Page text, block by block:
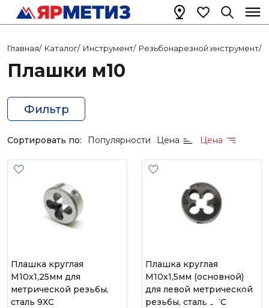
Главная/ Каталог/ Инструмент/ Резьбонарезной инструмент/
Плашки м10
Фильтр
Сортировать по: Популярности Цена Цена
Плашка круглая
М10х1,25мм для
метрической резьбы,
сталь 9ХС
Плашка круглая
М10х1,5мм (основной)
для левой метрической
резьбы, сталь 9ХС